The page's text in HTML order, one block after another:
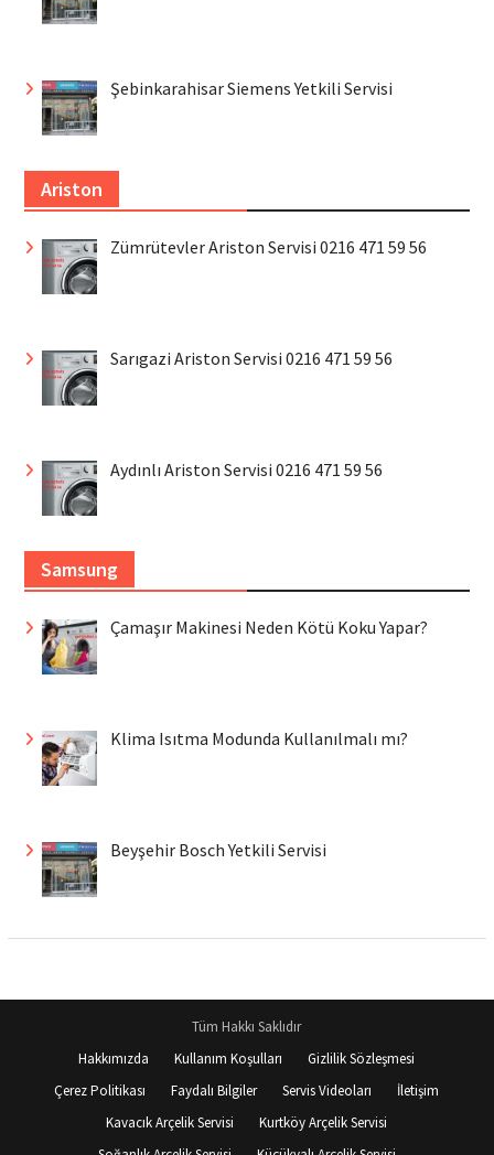
Şebinkarahisar Siemens Yetkili Servisi
Ariston
Zümrütevler Ariston Servisi 0216 471 59 56
Sarıgazi Ariston Servisi 0216 471 59 56
Aydınlı Ariston Servisi 0216 471 59 56
Samsung
Çamaşır Makinesi Neden Kötü Koku Yapar?
Klima Isıtma Modunda Kullanılmalı mı?
Beyşehir Bosch Yetkili Servisi
Tüm Hakkı Saklıdır
Hakkımızda
Kullanım Koşulları
Gizlilik Sözleşmesi
Çerez Politikası
Faydalı Bilgiler Servis Videoları
İletişim
Kavacık Arçelik Servisi
Kurtköy Arçelik Servisi